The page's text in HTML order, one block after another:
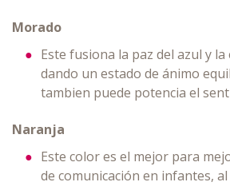
Morado
Este fusiona la paz del azul y
dando un estado de ánimo
tambien puede potencia el
Naranja
Este color es el mejor para
de comunicación en infantes,